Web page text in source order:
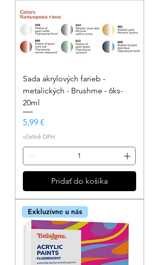
Sada akrylových farieb -
metalických - Brushme - 6ks-
20ml
Cena
5,99 €
včetně DPH
Pridať do košíka
Exkluzívne u nás